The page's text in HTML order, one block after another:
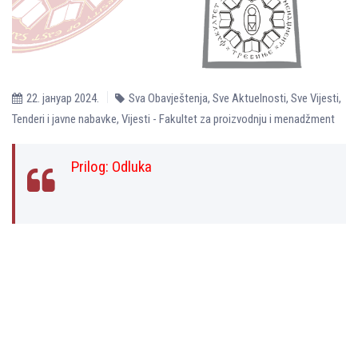
22. јануар 2024. Sva Obavještenja, Sve Aktuelnosti, Sve Vijesti,
Tenderi i javne nabavke, Vijesti - Fakultet za proizvodnju i menadžment
Prilog: Odluka